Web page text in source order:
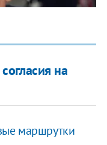
на
маршрутки